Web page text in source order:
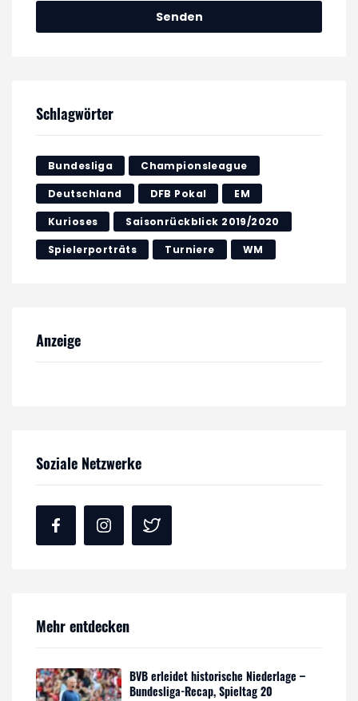
Schlagwörter
Bundesliga Championsleague
Deutschland DFB Pokal EM
Kurioses Saisonrückblick 2019/2020
Spielerporträts Turniere WM
Anzeige
Soziale Netzwerke
Mehr entdecken
BVB erleidet historische Niederlage –
Bundesliga-Recap, Spieltag 20